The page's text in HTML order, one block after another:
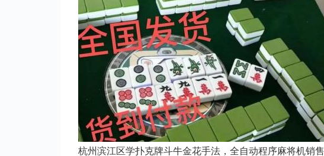
杭州滨江区学扑克牌斗牛金花手法，全自动程序麻将机销售